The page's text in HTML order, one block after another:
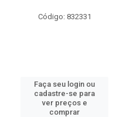
Código: 832331
Faça seu login ou
cadastre-se para
ver preços e
comprar